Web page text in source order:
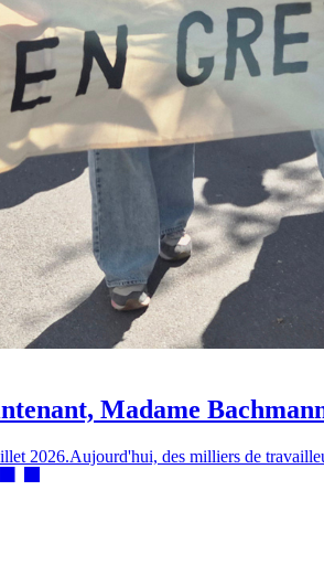
Madame
2026.Aujourd'hui, des milliers de